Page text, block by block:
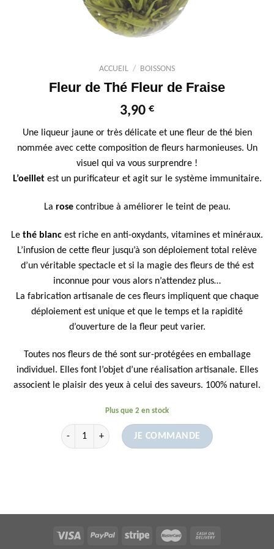
ACCUEIL / BOISSONS
Fleur de Thé Fleur de Fraise
3,90 €
Une liqueur jaune or très délicate et une fleur de thé bien
nommée avec cette composition de fleurs harmonieuses. Un
visuel qui va vous surprendre !
L’oeilletest un purificateur et agit sur le système immunitaire.
La rosecontribue à améliorer le teint de peau.
Le thé blanc est riche en anti-oxydants, vitamines et minéraux.
L’infusion de cette fleur jusqu’à son déploiement total relève
d’un véritable spectacle et si la magie des fleurs de thé est
inconnue pour vous alors n’attendez plus…
La fabrication artisanale de ces fleurs impliquent que chaque
déploiement est unique et que le temps et la rapidité
d’ouverture de la fleur peut varier.
Toutes nos fleurs de thé sont sur-protégées en emballage
individuel. Elles font l’objet d’une réalisation artisanale. Elles
associent le plaisir des yeux à celui des saveurs. 100% naturel.
Plus que 2 en stock
quantité de Fleur de Thé Fleur de Fraise
JE COMMANDE